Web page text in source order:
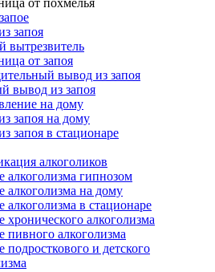
от похмелья
запоя
вытрезвитель
от запоя
вывод из запоя
вывод из запоя
на дому
запоя на дому
запоя в стационаре
алкоголиков
алкоголизма гипнозом
алкоголизма на дому
алкоголизма в стационаре
хронического алкоголизма
пивного алкоголизма
подросткового и детского